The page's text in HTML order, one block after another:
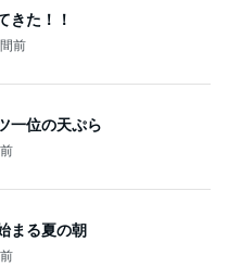
きた！！
前
一位の天ぷら
まる夏の朝